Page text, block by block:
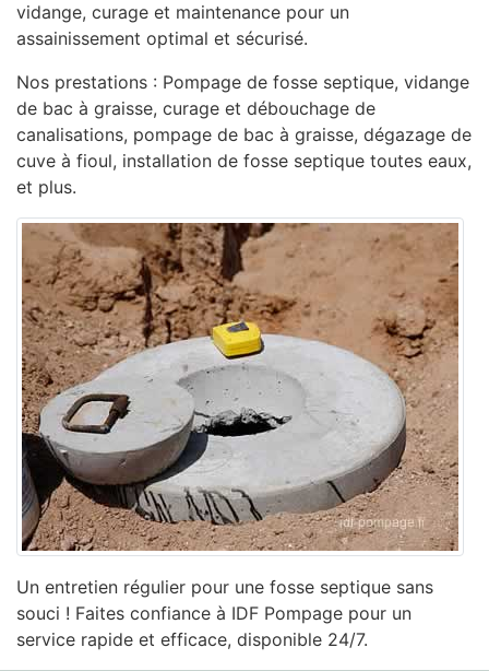
vidange, curage et maintenance pour un
assainissement optimal et sécurisé.
Nos prestations : Pompage de fosse septique, vidange
de bac à graisse, curage et débouchage de
canalisations, pompage de bac à graisse, dégazage de
cuve à fioul, installation de fosse septique toutes eaux,
et plus.
Un entretien régulier pour une fosse septique sans
souci ! Faites confiance à IDF Pompage pour un
service rapide et efficace, disponible 24/7.